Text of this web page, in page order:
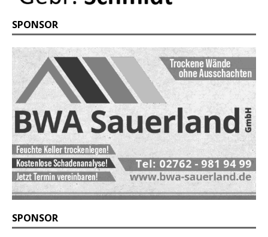
SPONSOR
SPONSOR